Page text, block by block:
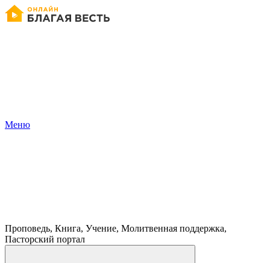
Меню
Проповедь, Книга, Учение, Молитвенная поддержка,
Пасторский портал